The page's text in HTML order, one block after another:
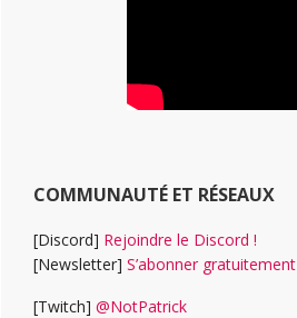
COMMUNAUTÉ ET RÉSEAUX
[Discord] Rejoindre le Discord !
[Newsletter] S’abonner gratuitement
[Twitch] @NotPatrick